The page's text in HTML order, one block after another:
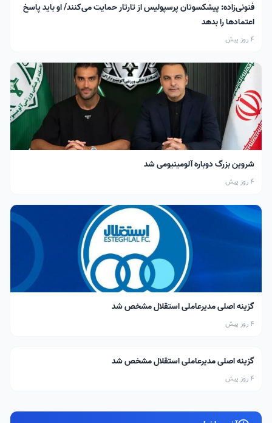
فنونی‌زاده: پیشکسوتان پرسپولیس از تارتار حمایت می‌کنند/ او باید پاسخ
اعتمادها را بدهد
4 روز پیش
شروین بزرگ دوباره آلومینیومی شد
4 روز پیش
گزینه اصلی مدیرعاملی استقلال مشخص شد
4 روز پیش
گزینه اصلی مدیرعاملی استقلال مشخص شد
4 روز پیش